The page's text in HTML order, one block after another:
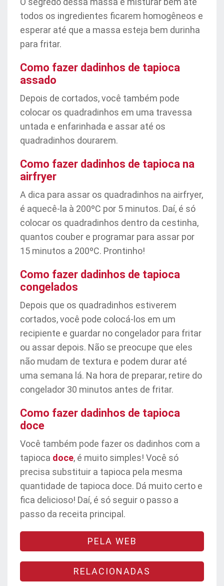
todos os ingredientes ficarem homogêneos e
esperar até que a massa esteja bem durinha
para fritar.
Como fazer dadinhos de tapioca
assado
Depois de cortados, você também pode
colocar os quadradinhos em uma travessa
untada e enfarinhada e assar até os
quadradinhos dourarem.
Como fazer dadinhos de tapioca na
airfryer
A dica para assar os quadradinhos na airfryer,
é aquecê-la à 200ºC por 5 minutos. Daí, é só
colocar os quadradinhos dentro da cestinha,
quantos couber e programar para assar por
15 minutos a 200ºC. Prontinho!
Como fazer dadinhos de tapioca
congelados
Depois que os quadradinhos estiverem
cortados, você pode colocá-los em um
recipiente e guardar no congelador para fritar
ou assar depois. Não se preocupe que eles
não mudam de textura e podem durar até
uma semana lá. Na hora de preparar, retire do
congelador 30 minutos antes de fritar.
Como fazer dadinhos de tapioca
doce
Você também pode fazer os dadinhos com a
tapioca doce, é muito simples! Você só
precisa substituir a tapioca pela mesma
quantidade de tapioca doce. Dá muito certo e
fica delicioso! Daí, é só seguir o passo a
passo da receita principal.
PELA WEB
RELACIONADAS